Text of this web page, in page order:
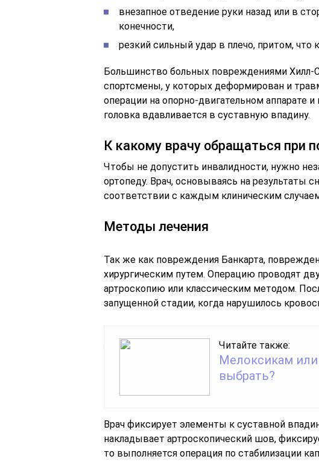
внезапное отведение руки назад или в
конечности,
резкий сильный удар в плечо, притом, что
Большинство больных повреждениями Хилл-
спортсмены, у которых деформирован и
операции на опорно-двигательном аппарате
головка вдавливается в суставную впадину.
К какому врачу обращаться при
Чтобы не допустить инвалидности, нужно
ортопеду. Врач, основываясь на результаты
соответствии с каждым клиническим
Методы лечения
Так же как повреждения Банкарта,
хирургическим путем. Операцию проводят
артроскопию или классическим методом.
запущенной стадии, когда нарушилось
Читайте также:
Мелоксикам
выбрать?
Врач фиксирует элементы к суставной
накладывает артроскопический шов,
то выполняется операция по стабилизации